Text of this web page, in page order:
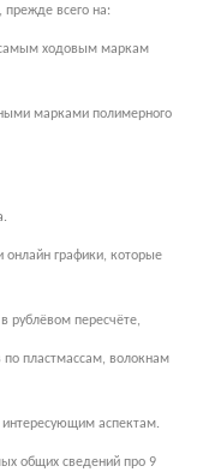
прежде всего на:
ходовым маркам
марками полимерного
графики, которые
рублёвом пересчёте,
по пластмассам, волокнам
аспектам.
общих сведений про 9